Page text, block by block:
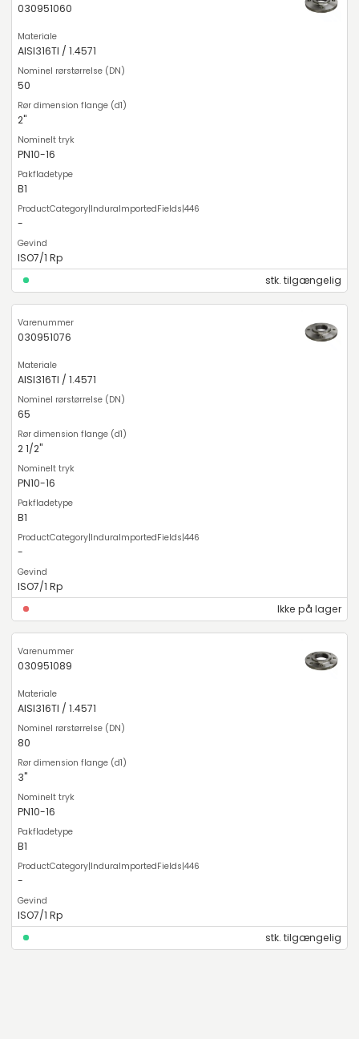
030951060
AISI316TI / 1.4571
50
2"
PN10-16
B1
-
ISO7/1 Rp
stk. tilgængelig
030951076
AISI316TI / 1.4571
65
2 1/2"
PN10-16
B1
-
ISO7/1 Rp
Ikke på lager
030951089
AISI316TI / 1.4571
80
3"
PN10-16
B1
-
ISO7/1 Rp
stk. tilgængelig